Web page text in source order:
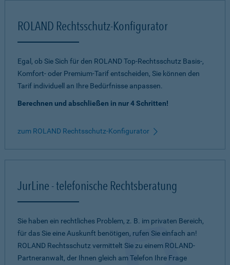
ROLAND Rechtsschutz-Konfigurator
Egal, ob Sie Sich für den ROLAND Top-Rechtsschutz Basis-,
Komfort- oder Premium-Tarif entscheiden, Sie können den
Tarif individuell an Ihre Bedürfnisse anpassen.
Berechnen und abschließen in nur 4 Schritten!
zum ROLAND Rechtsschutz-Konfigurator
JurLine - telefonische Rechtsberatung
Sie haben ein rechtliches Problem, z. B. im privaten Bereich,
für das Sie eine Auskunft benötigen, rufen Sie einfach an!
ROLAND Rechtsschutz vermittelt Sie zu einem ROLAND-
Partneranwalt, der Ihnen gleich am Telefon Ihre Frage